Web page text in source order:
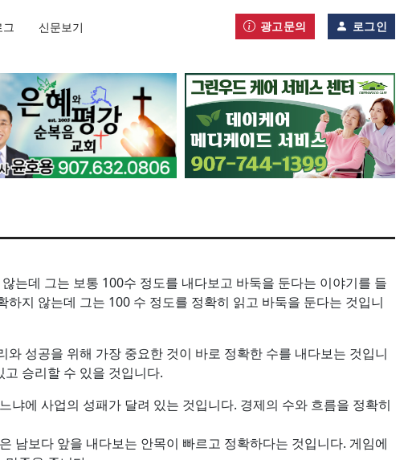
그 신문보기 광고문의 로그인
는데 그는 보통 100수 정도를 내다보고 바둑을 둔다는 이야기를 들
지 않는데 그는 100 수 정도를 정확히 읽고 바둑을 둔다는 것입니
성공을 위해 가장 중요한 것이 바로 정확한 수를 내다보는 것입니
승리할 수 있을 것입니다.
에 사업의 성패가 달려 있는 것입니다. 경제의 수와 흐름을 정확히
남보다 앞을 내다보는 안목이 빠르고 정확하다는 것입니다. 게임에